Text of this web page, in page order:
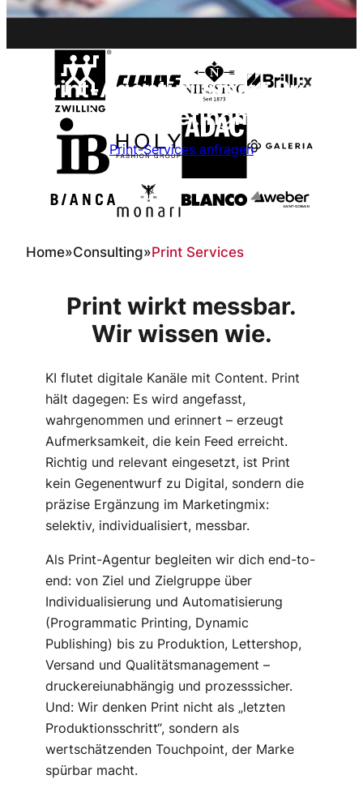
Print-Agentur: Smart Print
im Marketingmix
Print-Services anfragen
Home»Consulting»Print Services
Print wirkt messbar.
Wir wissen wie.
KI flutet digitale Kanäle mit Content. Print
hält dagegen: Es wird angefasst,
wahrgenommen und erinnert – erzeugt
Aufmerksamkeit, die kein Feed erreicht.
Richtig und relevant eingesetzt, ist Print
kein Gegenentwurf zu Digital, sondern die
präzise Ergänzung im Marketingmix:
selektiv, individualisiert, messbar.
Als Print-Agentur begleiten wir dich end-to-
end: von Ziel und Zielgruppe über
Individualisierung und Automatisierung
(Programmatic Printing, Dynamic
Publishing) bis zu Produktion, Lettershop,
Versand und Qualitätsmanagement –
druckereiunabhängig und prozesssicher.
Und: Wir denken Print nicht als „letzten
Produktionsschritt“, sondern als
wertschätzenden Touchpoint, der Marke
spürbar macht.